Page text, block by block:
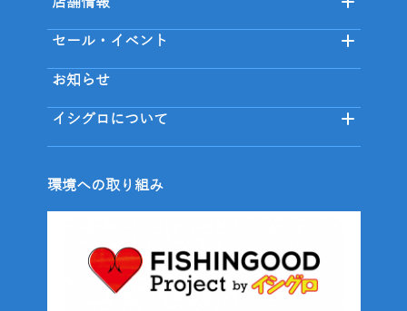
セール・イベント
お知らせ
イシグロについて
環境への取り組み